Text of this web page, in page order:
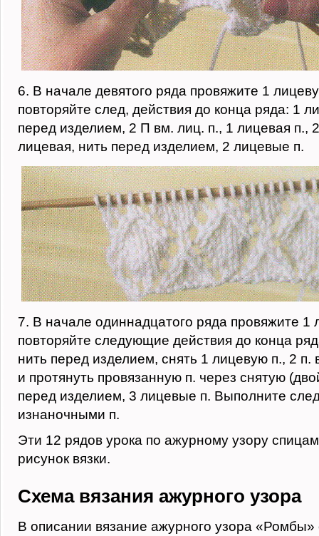
6. В начале девятого ряда провяжите 1
повторяйте след, действия до конца ряда: 1
перед изделием, 2 П вм. лиц. п., 1 лицевая п.,
лицевая, нить перед изделием, 2 лицевые п.
7. В начале одиннадцатого ряда провяжите 1
повторяйте следующие действия до конца
нить перед изделием, снять 1 лицевую п., 2 п.
и протянуть провязанную п. через снятую
перед изделием, 3 лицевые п. Выполните
изнаночными п.
Эти 12 рядов урока по ажурному узору
рисунок вязки.
Схема вязания ажурного узора
В описании вязание ажурного узора